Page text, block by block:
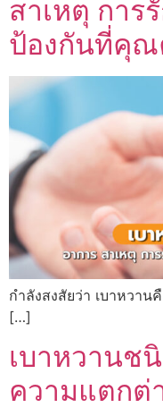
สาเหตุ การ
ป้องกันที่คุณ
กำลังสงสัยว่า เบาหวา
[…]
เบาหวานช
ความแตกต่